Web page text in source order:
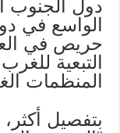
دول الجنوب
الواسع في
حريص في
التبعية
المنظمات
بتفصيل